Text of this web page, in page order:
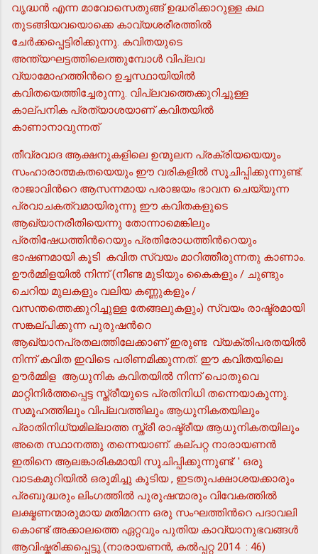
വൃദ്ധന്‍ എന്ന മാവോസെതുങ്ങ് ഉദ്ധരിക്കാറുള്ള കഥ
തുടങ്ങിയവയൊക്കെ കാവ്യശരീരത്തില്‍
ചേര്‍ക്കപ്പെട്ടിരിക്കുന്നു. കവിതയുടെ
അന്ത്യഘട്ടത്തിലെത്തുമ്പോള്‍ വിപ്ലവ
വ്യാമോഹത്തിന്‍റെ ഉച്ചസ്ഥായിയില്‍
കവിതയെത്തിച്ചേരുന്നു. വിപ്ലവത്തെക്കുറിച്ചുള്ള
കാല്പനിക പ്രത്യാശയാണ് കവിതയില്‍
കാണാനാവുന്നത്
തീവ്രവാദ ആക്ഷനുകളിലെ ഉന്മൂലന പ്രക്രിയയെയും
സംഹാരാത്മകതയെയും ഈ വരികളില്‍ സൂചിപ്പിക്കുന്നുണ്ട്.
രാജാവിന്‍റെ ആസന്നമായ പരാജയം ഭാവന ചെയ്യുന്ന
പ്രവാചകത്വമായിരുന്നു ഈ കവിതകളുടെ
ആഖ്യാനരീതിയെന്നു തോന്നാമെങ്കിലും
പ്രതിഷേധത്തിന്‍റെയും പ്രതിരോധത്തിന്‍റെയും
ഭാഷണമായി കൂടി കവിത സ്വയം മാറിത്തീരുന്നതു കാണാം.
ഊര്‍മ്മിളയില്‍ നിന്ന് (നീണ്ട മുടിയും കൈകളും / ചുണ്ടും
ചെറിയ മുലകളും വലിയ കണ്ണുകളും /
വസന്തത്തെക്കുറിച്ചുള്ള തേങ്ങലുകളും) സ്വയം രാഷ്ട്രമായി
സങ്കല്പിക്കുന്ന പുരുഷന്‍റെ
ആഖ്യാനപ്രതലത്തിലേക്കാണ് ഇരുണ്ട വ്യക്തിപരതയില്‍
നിന്ന് കവിത ഇവിടെ പരിണമിക്കുന്നത്. ഈ കവിതയിലെ
ഊര്‍മ്മിള ആധുനിക കവിതയില്‍ നിന്ന് പൊതുവെ
മാറ്റിനിര്‍ത്തപ്പെട്ട സ്ത്രീയുടെ പ്രതിനിധി തന്നെയാകുന്നു.
സമൂഹത്തിലും വിപ്ലവത്തിലും ആധുനികതയിലും
പ്രാതിനിധ്യമില്ലാത്ത സ്ത്രീ രാഷ്ട്രീയ ആധുനികതയിലും
അതെ സ്ഥാനത്തു തന്നെയാണ്. കല്പറ്റ നാരായണന്‍
ഇതിനെ ആലങ്കാരികമായി സൂചിപ്പിക്കുന്നുണ്ട്: ' ഒരു
വാടകമുറിയില്‍ ഒരുമിച്ചു കൂടിയ , ഇടതുപക്ഷാശയക്കാരും
പ്രബുദ്ധരും ലിംഗത്തില്‍ പുരുഷന്മാരും വിവേകത്തില്‍
ലക്ഷ്മണന്മാരുമായ മതിമറന്ന ഒരു സംഘത്തിന്‍റെ പദാവലി
കൊണ്ട് അക്കാലത്തെ ഏറ്റവും പുതിയ കാവ്യാനുഭവങ്ങള്‍
ആവിഷ്കരിക്കപ്പെട്ടു.(നാരായണന്‍, കല്‍പ്പറ്റ 2014 : 46)